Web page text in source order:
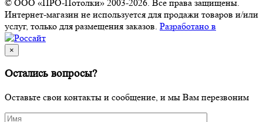
© ООО «ПРО-Потолки» 2003-2026. Все права защищены.
Интернет-магазин не используется для продажи товаров и/или
услуг, только для размещения заказов. Разработано в
×
Остались вопросы?
Оставьте свои контакты и сообщение, и мы Вам перезвоним